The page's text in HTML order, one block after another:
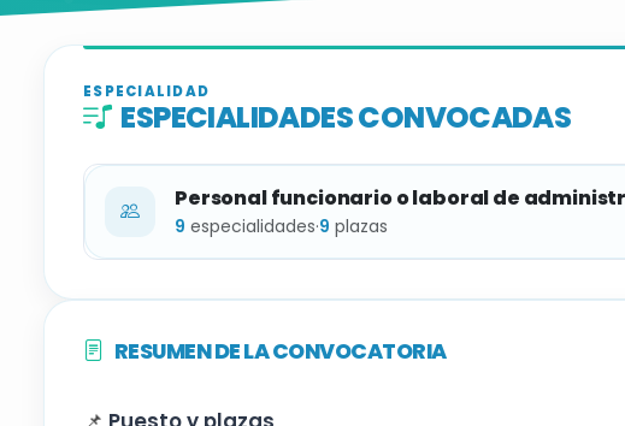
ESPECIALIDAD
ESPECIALIDADES CONVOCADAS
Personal funcionario o laboral de
9 especialidades·9 plazas
RESUMEN DE LA CONVOCATORIA